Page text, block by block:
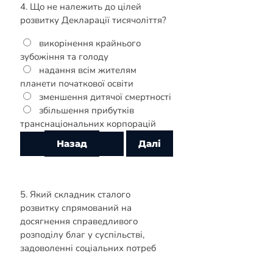
4. Що не належить до цілей
розвитку Декларації тисячоліття?
викорінення крайнього
зубожіння та голоду
надання всім жителям
планети початкової освіти
зменшення дитячої смертності
збільшення прибутків
транснаціональних корпорацій
5. Який складник сталого
розвитку спрямований на
досягнення справедливого
розподілу благ у суспільстві,
задоволенні соціальних потреб